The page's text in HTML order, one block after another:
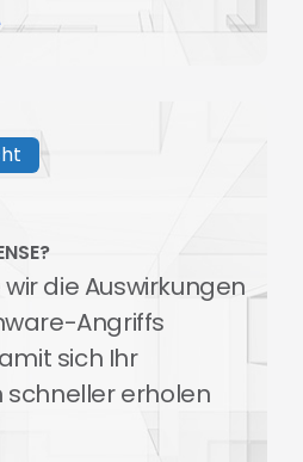
wir die Auswirkungen
Angriffs
sich Ihr
erholen